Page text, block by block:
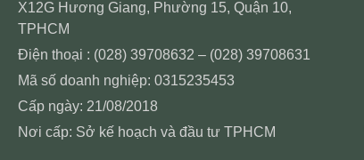
X12G Hương Giang, Phường 15, Quận 10,
TPHCM
Điện thoại : (028) 39708632 – (028) 39708631
Mã số doanh nghiệp: 0315235453
Cấp ngày: 21/08/2018
Nơi cấp: Sở kế hoạch và đầu tư TPHCM